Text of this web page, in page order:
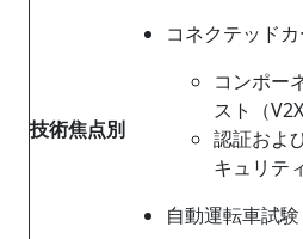
技術焦点別
コネクテッド
コンポー
スト（
認証およ
キュリテ
自動運転車試験